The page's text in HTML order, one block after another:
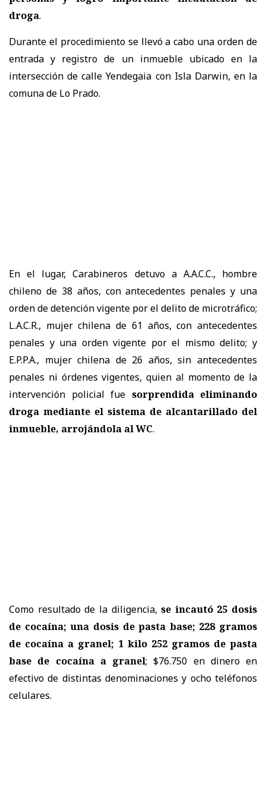
droga.
Durante el procedimiento se llevó a cabo una orden de
entrada y registro de un inmueble ubicado en la
intersección de calle Yendegaia con Isla Darwin, en la
comuna de Lo Prado.
En el lugar, Carabineros detuvo a A.A.C.C., hombre
chileno de 38 años, con antecedentes penales y una
orden de detención vigente por el delito de microtráfico;
L.A.C.R., mujer chilena de 61 años, con antecedentes
penales y una orden vigente por el mismo delito; y
E.P.P.A., mujer chilena de 26 años, sin antecedentes
penales ni órdenes vigentes, quien al momento de la
intervención policial fue sorprendida eliminando
droga mediante el sistema de alcantarillado del
inmueble, arrojándola al WC.
Como resultado de la diligencia,se incautó 25 dosis
de cocaína; una dosis de pasta base; 228 gramos
de cocaína a granel; 1 kilo 252 gramos de pasta
base de cocaína a granel; $76.750 en dinero en
efectivo de distintas denominaciones y ocho teléfonos
celulares.